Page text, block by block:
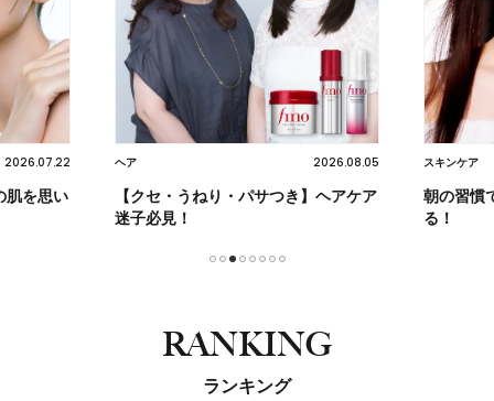
2026.07.22
肌を思い
ヘア 2026.08.05
【クセ・うねり・パサつき】ヘアケア
迷子必見！
スキンケア
朝の習慣
る！
RANKING
ランキング